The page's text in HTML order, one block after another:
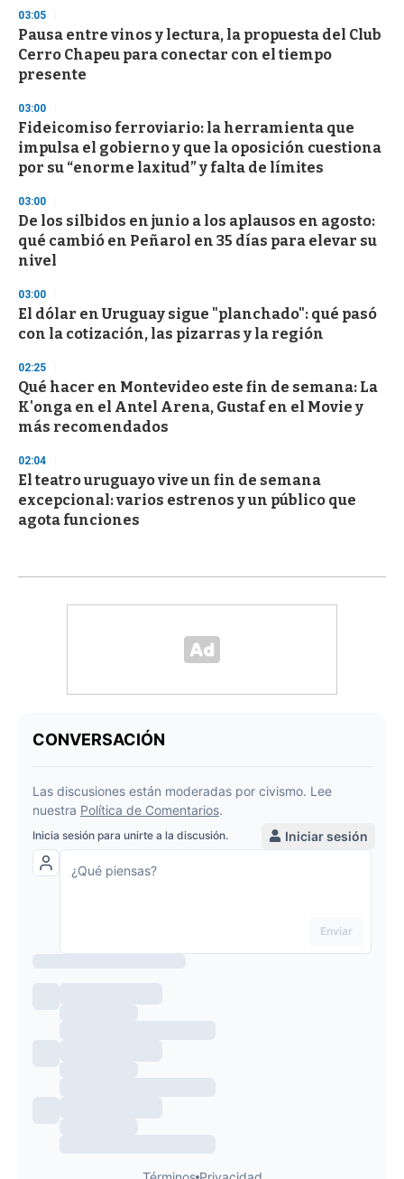
d
s
03:05
Pausa entre vinos y lectura, la propuesta del Club
Cerro Chapeu para conectar con el tiempo
presente
03:00
Fideicomiso ferroviario: la herramienta que
impulsa el gobierno y que la oposición cuestiona
por su “enorme laxitud” y falta de límites
03:00
De los silbidos en junio a los aplausos en agosto:
qué cambió en Peñarol en 35 días para elevar su
nivel
03:00
El dólar en Uruguay sigue "planchado": qué pasó
con la cotización, las pizarras y la región
02:25
Qué hacer en Montevideo este fin de semana: La
K'onga en el Antel Arena, Gustaf en el Movie y
más recomendados
02:04
El teatro uruguayo vive un fin de semana
excepcional: varios estrenos y un público que
agota funciones